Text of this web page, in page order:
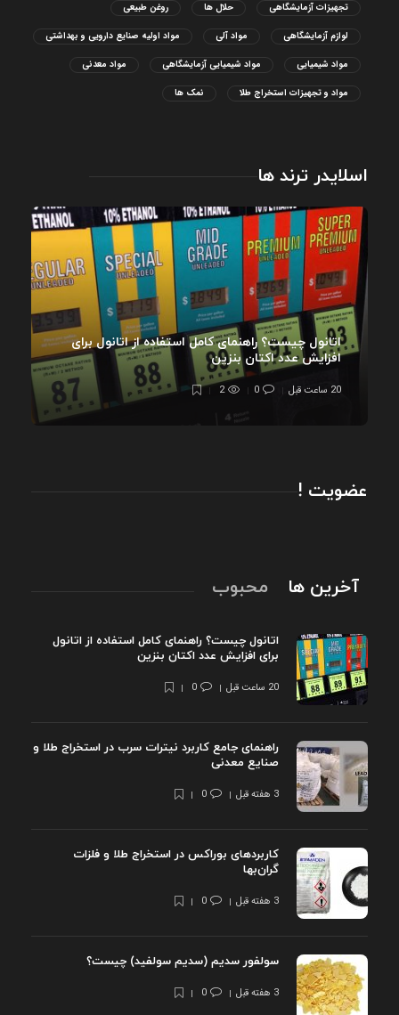
تجهیزات آزمایشگاهی حلال ها روغن طبیعی
لوازم آزمایشگاهی مواد آلی مواد اولیه صنایع دارویی و بهداشتی
مواد شیمیایی مواد شیمیایی آزمایشگاهی مواد معدنی
مواد و تجهیزات استخراج طلا نمک ها
اسلایدر ترند ها
اتانول چیست؟ راهنمای کامل استفاده از اتانول برای
افزایش عدد اکتان بنزین
20 ساعت قبل 0
2
عضویت !
آخرین ها محبوب
اتانول چیست؟ راهنمای کامل استفاده از اتانول
برای افزایش عدد اکتان بنزین
20 ساعت قبل 0
راهنمای جامع کاربرد نیترات سرب در استخراج طلا و
صنایع معدنی
3 هفته قبل 0
کاربردهای بوراکس در استخراج طلا و فلزات
گران‌بها
3 هفته قبل 0
سولفور سدیم (سدیم سولفید) چیست؟
3 هفته قبل 0